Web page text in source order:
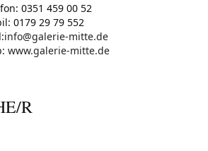
0351 459 00 52
0179 29 79 552
info@galerie-mitte.de
www.galerie-mitte.de
R